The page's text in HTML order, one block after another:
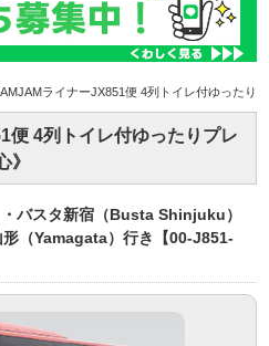
ライナーJX851便 4列トイレ付ゆったり
4列トイレ付ゆったりプレ
》
バスタ新宿（Busta Shinjuku）
（Yamagata）行き【00-J851-